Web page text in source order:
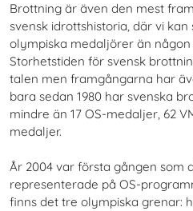
Brottning är även den mest
svensk idrottshistoria, där vi
olympiska medaljörer än
Storhetstiden för svensk
talen men framgångarna har
bara sedan 1980 har svenska
mindre än 17 OS-medaljer, 62
medaljer.
År 2004 var första gången som
representerade på OS-
finns det tre olympiska grenar: